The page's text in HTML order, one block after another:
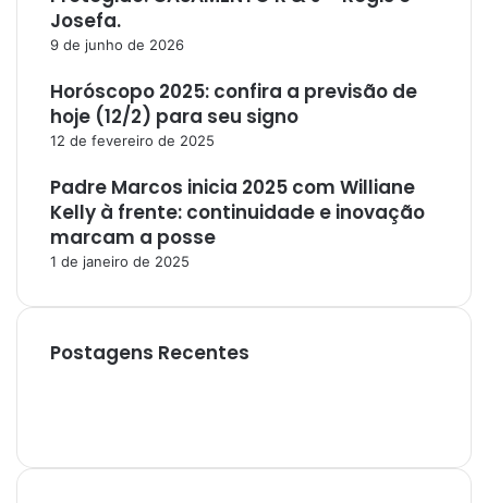
Josefa.
9 de junho de 2026
Horóscopo 2025: confira a previsão de
hoje (12/2) para seu signo
12 de fevereiro de 2025
Padre Marcos inicia 2025 com Williane
Kelly à frente: continuidade e inovação
marcam a posse
1 de janeiro de 2025
Postagens Recentes